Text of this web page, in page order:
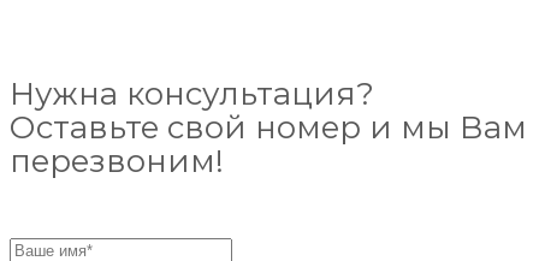
Нужна консультация?
Оставьте свой номер и мы Вам
перезвоним!